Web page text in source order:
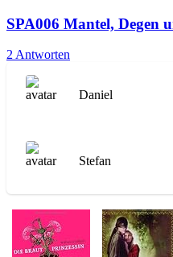
SPA006 Mantel, Degen
2 Antworten
Daniel
Stefan